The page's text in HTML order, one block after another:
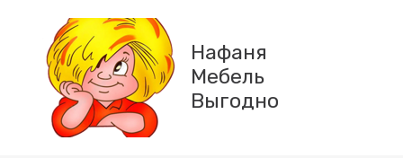
Нафаня
Мебель
Выгодно